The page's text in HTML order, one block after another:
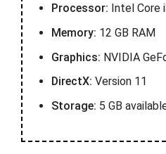
Processor: Intel Core
Memory: 12 GB RAM
Graphics: NVIDIA
DirectX: Version 11
Storage: 5 GB